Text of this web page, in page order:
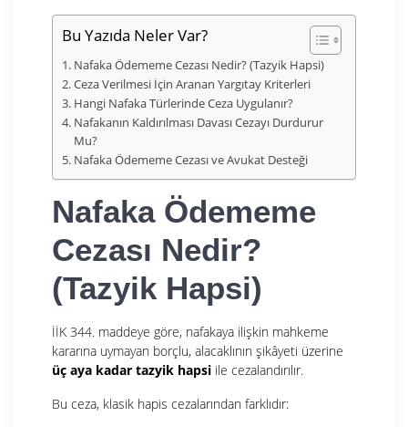
Bu Yazıda Neler Var?
Nafaka Ödememe Cezası Nedir? (Tazyik Hapsi)
Ceza Verilmesi İçin Aranan Yargıtay Kriterleri
Hangi Nafaka Türlerinde Ceza Uygulanır?
Nafakanın Kaldırılması Davası Cezayı Durdurur
Mu?
Nafaka Ödememe Cezası ve Avukat Desteği
Nafaka Ödememe
Cezası Nedir?
(Tazyik Hapsi)
İİK 344. maddeye göre, nafakaya ilişkin mahkeme
kararına uymayan borçlu, alacaklının şikâyeti üzerine
üç aya kadar tazyik hapsi ile cezalandırılır.
Bu ceza, klasik hapis cezalarından farklıdır: